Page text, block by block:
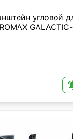
угловой